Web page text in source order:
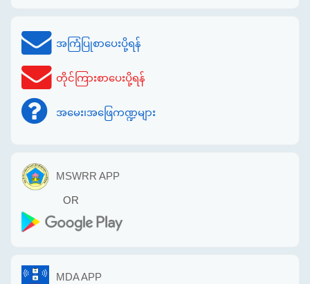
အကြံပြုစာပေးပို့ရန်
တိုင်ကြားစာပေးပို့ရန်
အမေး၊အဖြေကဏ္ဍများ
MSWRR APP
OR
MDA APP